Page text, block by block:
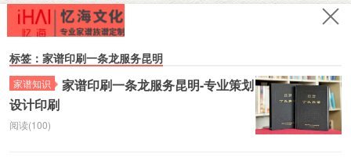
标签：家谱印刷一条龙服务昆明
家谱知识
家谱印刷一条龙服务昆明-专业策划
设计印刷
阅读(100)